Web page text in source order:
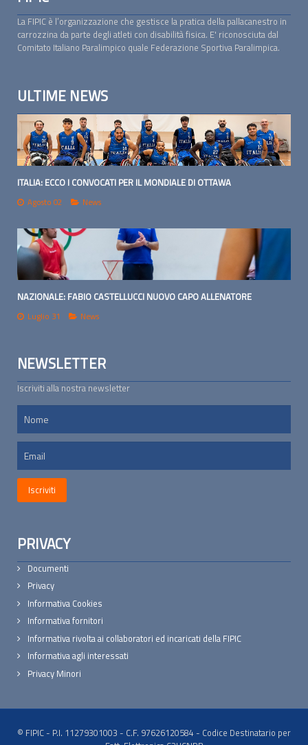
La FIPIC è l’organizzazione che gestisce la pratica della pallacanestro in
carrozzina da parte degli atleti con disabilità fisica. E' riconosciuta dal
Comitato Italiano Paralimpico quale Federazione Sportiva Paralimpica.
ULTIME NEWS
ITALIA: ECCO I CONVOCATI PER IL MONDIALE DI OTTAWA
Agosto 02 News
NAZIONALE: FABIO CASTELLUCCI NUOVO CAPO ALLENATORE
Luglio 31 News
NEWSLETTER
Iscriviti alla nostra newsletter
PRIVACY
Documenti
Privacy
Informativa Cookies
Informativa fornitori
Informativa rivolta ai collaboratori ed incaricati della FIPIC
Informativa agli interessati
Privacy Minori
© FIPIC - P.I. 11279301003 - C.F. 97626120584 - Codice Destinatario per